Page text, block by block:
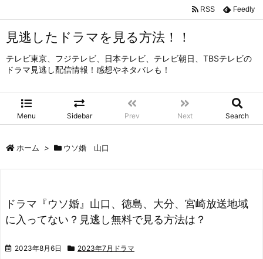
見逃したドラマを見る方法！！
テレビ東京、フジテレビ、日本テレビ、テレビ朝日、TBSテレビの
ドラマ見逃し配信情報！感想やネタバレも！
Menu Sidebar Prev Next Search
RSS Feedly
ホーム > ウソ婚 山口
ドラマ『ウソ婚』山口、徳島、大分、宮崎放送地域
に入ってない？見逃し無料で見る方法は？
2023年8月6日 2023年7月ドラマ